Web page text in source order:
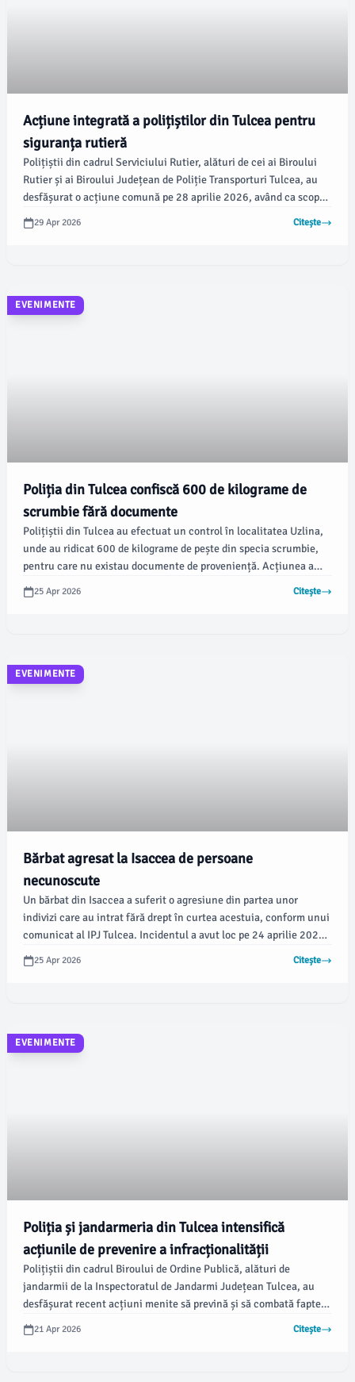
Acțiune integrată a polițiștilor din Tulcea pentru
siguranța rutieră
Polițiștii din cadrul Serviciului Rutier, alături de cei ai Biroului
Rutier și ai Biroului Județean de Poliție Transporturi Tulcea, au
desfășurat o acțiune comună pe 28 aprilie 2026, având ca scop
principal prevenirea accidentelor rutiere la trecerile la nivel cu
calea ferată. Potrivit IPJ Tulcea, această acțiune a fost parte a
29 Apr 2026 Citește
EVENIMENTE
Poliția din Tulcea confiscă 600 de kilograme de
scrumbie fără documente
Polițiștii din Tulcea au efectuat un control în localitatea Uzlina,
unde au ridicat 600 de kilograme de pește din specia scrumbie,
pentru care nu existau documente de proveniență. Acțiunea a
avut loc pe 24 aprilie 2026 și a implicat colaborarea cu Direcția
Sanitară Veterinară și pentru Siguranța Alimentelor Tulcea,
25 Apr 2026 Citește
EVENIMENTE
Bărbat agresat la Isaccea de persoane
necunoscute
Un bărbat din Isaccea a suferit o agresiune din partea unor
indivizi care au intrat fără drept în curtea acestuia, conform unui
comunicat al IPJ Tulcea. Incidentul a avut loc pe 24 aprilie 2026,
iar autoritățile au fost anunțate prin intermediul S.N.U.A.U.
25 Apr 2026 Citește
EVENIMENTE
Poliția și jandarmeria din Tulcea intensifică
acțiunile de prevenire a infracționalității
Polițiștii din cadrul Biroului de Ordine Publică, alături de
jandarmii de la Inspectoratul de Jandarmi Județean Tulcea, au
desfășurat recent acțiuni menite să prevină și să combată faptele
antisociale. Conform IPJ Tulcea, aceste activități vizează
menținerea unui climat de siguranță publică și protejarea liniștii
21 Apr 2026 Citește